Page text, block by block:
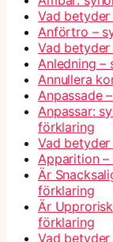
Vad
Anförtro –
Vad
Anledning –
Annullera
Anpassade
Anpassar:
förklaring
Vad
Apparition
Är
förklaring
Är
förklaring
Vad